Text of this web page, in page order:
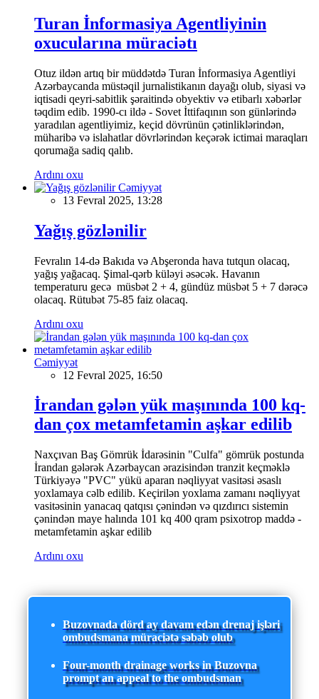
Turan İnformasiya Agentliyinin
oxucularına müraciətı
Otuz ildən artıq bir müddətdə Turan İnformasiya Agentliyi
Azərbaycanda müstəqil jurnalistikanın dayağı olub, siyasi və
iqtisadi qeyri-sabitlik şəraitində obyektiv və etibarlı xəbərlər
təqdim edib. 1990-cı ildə - Sovet İttifaqının son günlərində
yaradılan agentliyimiz, keçid dövrünün çətinliklərindən,
müharibə və islahatlar dövrlərindən keçərək ictimai maraqları
qorumağa sadiq qalıb.
Ardını oxu
Cəmiyyət
13 Fevral 2025, 13:28
Yağış gözlənilir
Fevralın 14-də Bakıda və Abşeronda hava tutqun olacaq,
yağış yağacaq. Şimal-qərb küləyi əsəcək. Havanın
temperaturu gecə müsbət 2 + 4, gündüz müsbət 5 + 7 dərəcə
olacaq. Rütubət 75-85 faiz olacaq.
Ardını oxu
Cəmiyyət
12 Fevral 2025, 16:50
İrandan gələn yük maşınında 100 kq-
dan çox metamfetamin aşkar edilib
Naxçıvan Baş Gömrük İdarəsinin "Culfa" gömrük postunda
İrandan gələrək Azərbaycan ərazisindən tranzit keçməklə
Türkiyəyə "PVC" yükü aparan nəqliyyat vasitəsi əsaslı
yoxlamaya cəlb edilib. Keçirilən yoxlama zamanı nəqliyyat
vasitəsinin yanacaq qatqısı çənindən və qızdırıcı sistemin
çənindən maye halında 101 kq 400 qram psixotrop maddə -
metamfetamin aşkar edilib
Ardını oxu
Buzovnada dörd ay davam edən drenaj işləri
ombudsmana müraciətə səbəb olub
Four-month drainage works in Buzovna
prompt an appeal to the ombudsman